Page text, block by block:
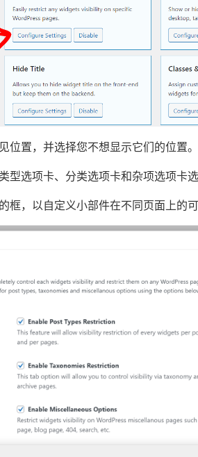
位置，并选择您不想显示它们的位置。
型选项卡、分类选项卡和杂项选项卡选
框，以自定义小部件在不同页面上的可